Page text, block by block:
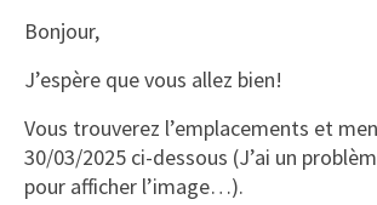
Bonjour,
J’espère que vous allez bien!
Vous trouverez l’emplacements et
30/03/2025 ci-dessous (J’ai un
pour afficher l’image…).